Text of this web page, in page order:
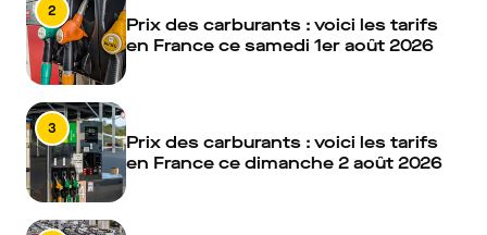
2
Prix des carburants : voici les tarifs
en France ce samedi 1er août 2026
3
Prix des carburants : voici les tarifs
en France ce dimanche 2 août 2026